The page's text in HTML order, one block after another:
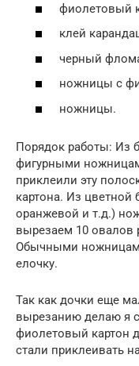
фиолетовый
клей
черный
ножницы с
ножницы.
Порядок работы: Из
фигурными
приклеили эту
картона. Из цветной
оранжевой и т.д.)
вырезаем 10 овалов
Обычными
елочку.
Так как дочки еще
вырезанию делаю я
фиолетовый картон
стали приклеивать